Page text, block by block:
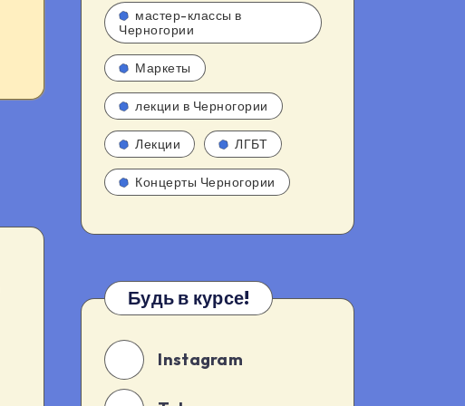
мастер-классы в
Черногории
Маркеты
лекции в Черногории
Лекции ЛГБТ
Концерты Черногории
Будь в курсе!
Instagram